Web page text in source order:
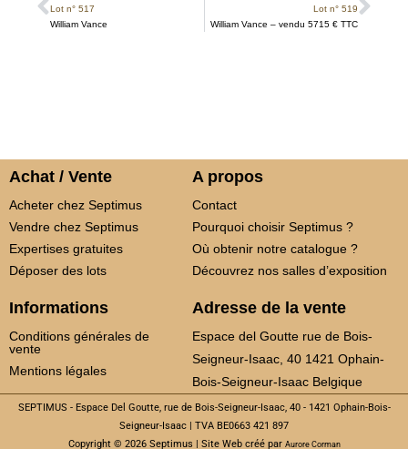
Lot n° 517
William Vance
Lot n° 519
William Vance – vendu 5715 € TTC
Achat / Vente
Acheter chez Septimus
Vendre chez Septimus
Expertises gratuites
Déposer des lots
A propos
Contact
Pourquoi choisir Septimus ?
Où obtenir notre catalogue ?
Découvrez nos salles d’exposition
Informations
Conditions générales de
vente
Mentions légales
Adresse de la vente
Espace del Goutte rue de Bois-
Seigneur-Isaac, 40 1421 Ophain-
Bois-Seigneur-Isaac Belgique
SEPTIMUS - Espace Del Goutte, rue de Bois-Seigneur-Isaac, 40 - 1421 Ophain-Bois-
Seigneur-Isaac | TVA BE0663 421 897
Copyright © 2026 Septimus | Site Web créé par Aurore Corman